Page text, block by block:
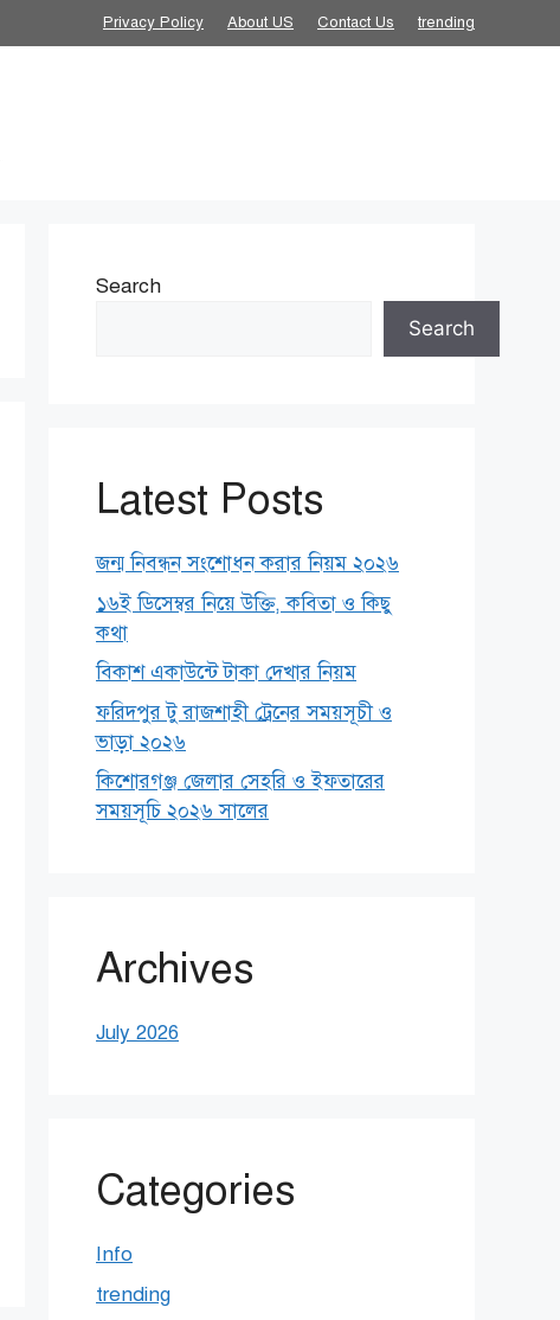
Privacy Policy About US Contact Us trending
Search
Search
Latest Posts
জন্ম নিবন্ধন সংশোধন করার নিয়ম ২০২৬
১৬ই ডিসেম্বর নিয়ে উক্তি, কবিতা ও কিছু
কথা
বিকাশ একাউন্টে টাকা দেখার নিয়ম
ফরিদপুর টু রাজশাহী ট্রেনের সময়সূচী ও
ভাড়া ২০২৬
কিশোরগঞ্জ জেলার সেহরি ও ইফতারের
সময়সূচি ২০২৬ সালের
Archives
July 2026
Categories
Info
trending